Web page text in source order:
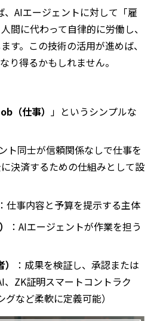
、AIエージェントに対して「雇
間に代わって自律的に労働し、
す。この技術の活用が進めば、
り得るかもしれません。
（仕事） 」というシンプルな
ト同士が信頼関係なしで仕事を
決済するための仕組みとして設
：仕事内容と予算を提示する主体
：AIエージェントが作業を担う
：成果を検証し、承認または
、ZK証明スマートコントラク
グなど柔軟に定義可能）